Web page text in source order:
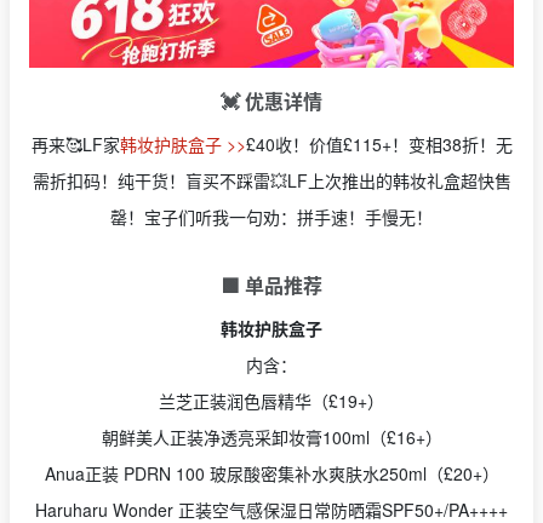
💓 优惠详情
再来🥰LF家韩妆护肤盒子 >>£40收！价值£115+！变相38折！无
需折扣码！纯干货！盲买不踩雷💥LF上次推出的韩妆礼盒超快售
罄！宝子们听我一句劝：拼手速！手慢无！
🟩 单品推荐
韩妆护肤盒子
内含：
兰芝正装润色唇精华（£19+）
朝鲜美人正装净透亮采卸妆膏100ml（£16+）
Anua正装 PDRN 100 玻尿酸密集补水爽肤水250ml（£20+）
Haruharu Wonder 正装空气感保湿日常防晒霜SPF50+/PA++++